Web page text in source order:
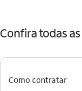
Confira todas
Como contratar